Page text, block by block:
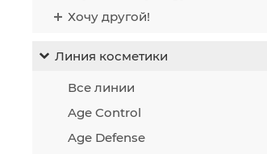
Хочу другой!
Линия косметики
Все линии
Age Control
Age Defense